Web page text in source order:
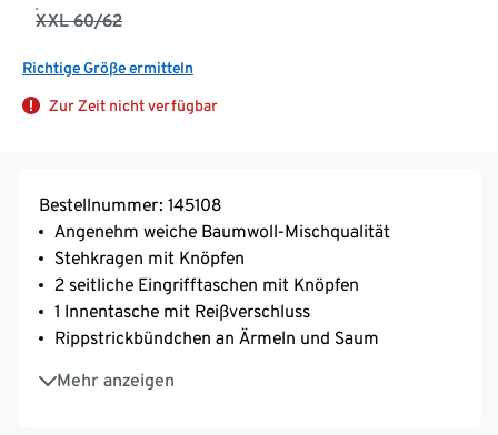
XXL 60/62
Richtige Größe ermitteln
Zur Zeit nicht verfügbar
Bestellnummer: 145108
Angenehm weiche Baumwoll-Mischqualität
Stehkragen mit Knöpfen
2 seitliche Eingrifftaschen mit Knöpfen
1 Innentasche mit Reißverschluss
Rippstrickbündchen an Ärmeln und Saum
Mehr anzeigen
Innen leichtes Taftfutter
Hergestellt mit 52% Baumwolle